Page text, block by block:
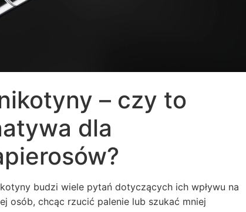
– czy to
dla
budzi wiele pytań dotyczących ich wpływu na
osób, chcąc rzucić palenie lub szukać mniej